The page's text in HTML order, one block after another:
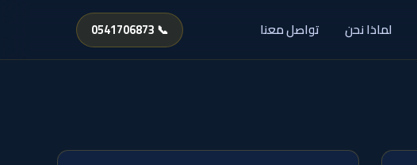
لماذا نحن تواصل معنا 📞 0541706873